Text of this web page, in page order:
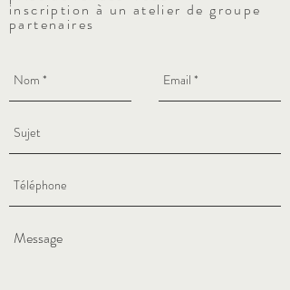
inscription à un atelier de groupe
partenaires